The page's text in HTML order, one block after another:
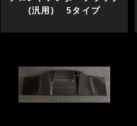
(汎用) 5タイプ